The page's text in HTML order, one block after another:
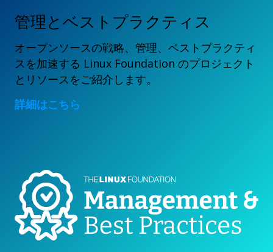
管理とベストプラクティス
オープンソースの戦略、管理、ベストプラクティ
スを加速する Linux Foundation のプロジェクト
とリソースをご紹介します。
詳細はこちら